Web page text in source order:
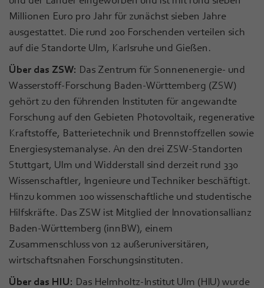
Millionen Euro pro Jahr für zunächst sieben Jahre
ausgestattet. Die rund 200 Forschenden verteilen sich
auf die Standorte Ulm, Karlsruhe und Gießen.
Über das ZSW: Das Zentrum für Sonnenenergie- und
Wasserstoff-Forschung Baden-Württemberg (ZSW)
gehört zu den führenden Instituten für angewandte
Forschung auf den Gebieten Photovoltaik, regenerative
Kraftstoffe, Batterietechnik und Brennstoffzellen sowie
Energiesystemanalyse. An den drei ZSW-Standorten
Stuttgart, Ulm und Widderstall sind derzeit rund 330
Wissenschaftler, Ingenieure und Techniker beschäftigt.
Hinzu kommen 100 wissenschaftliche und studentische
Hilfskräfte. Das ZSW ist Mitglied der Innovationsallianz
Baden-Württemberg (innBW), einem
Zusammenschluss von 12 außeruniversitären,
wirtschaftsnahen Forschungsinstituten.
Über das HIU: Das Helmholtz-Institut Ulm (HIU) wurde